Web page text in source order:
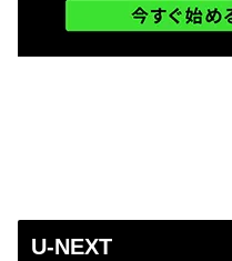
U-NEXT